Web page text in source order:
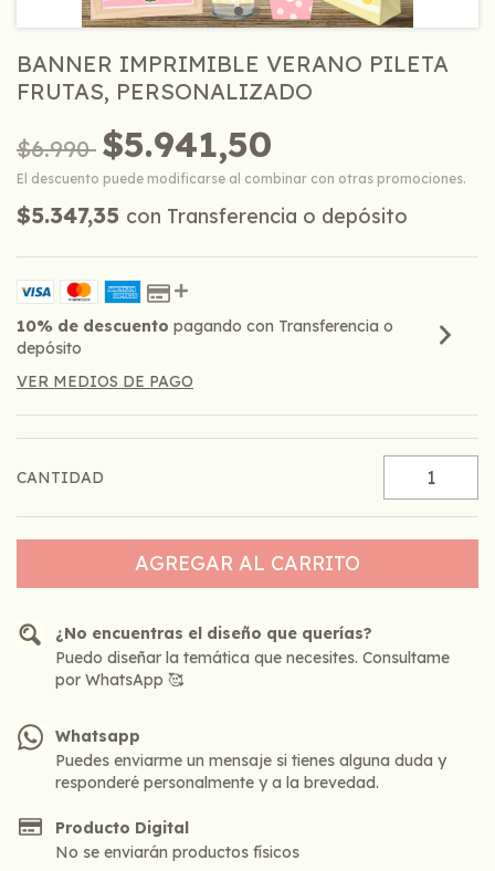
BANNER IMPRIMIBLE VERANO PILETA
FRUTAS, PERSONALIZADO
$6.990 $5.941,50
El descuento puede modificarse al combinar con otras promociones.
$5.347,35 con Transferencia o depósito
10% de descuento pagando con Transferencia o
depósito
VER MEDIOS DE PAGO
CANTIDAD
¿No encuentras el diseño que querías?
Puedo diseñar la temática que necesites. Consultame
por WhatsApp 🥰
Whatsapp
Puedes enviarme un mensaje si tienes alguna duda y
responderé personalmente y a la brevedad.
Producto Digital
No se enviarán productos físicos